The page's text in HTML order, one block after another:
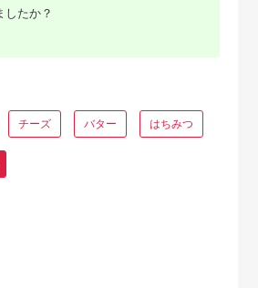
不使用 カルトンバタ
5.0
寄付金額:15,000円
勝 士幌町
寄付金額:
したか？
チーズ バター はちみつ